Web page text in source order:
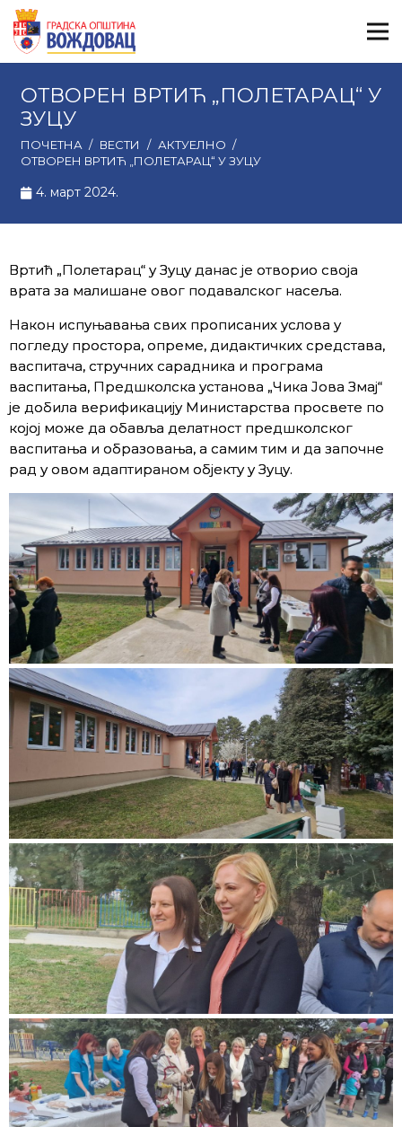
ОТВОРЕН ВРТИЋ „ПОЛЕТАРАЦ“ У
ЗУЦУ
ПОЧЕТНА / ВЕСТИ / АКТУЕЛНО /
ОТВОРЕН ВРТИЋ „ПОЛЕТАРАЦ“ У ЗУЦУ
4. март 2024.
Вртић „Полетарац“ у Зуцу данас је отворио своја
врата за малишане овог подавалског насеља.
Након испуњавања свих прописаних услова у
погледу простора, опреме, дидактичких средстава,
васпитача, стручних сарадника и програма
васпитања, Предшколска установа „Чика Јова Змај“
је добила верификацију Министарства просвете по
којој може да обавља делатност предшколског
васпитања и образовања, а самим тим и да започне
рад у овом адаптираном објекту у Зуцу.